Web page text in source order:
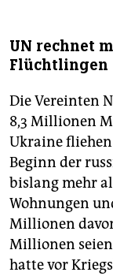
UN rechnet
Flüchtlingen
Die Vereinten
8,3 Millionen
Ukraine
Beginn der
bislang mehr
Wohnungen
Millionen
Millionen seien
hatte vor